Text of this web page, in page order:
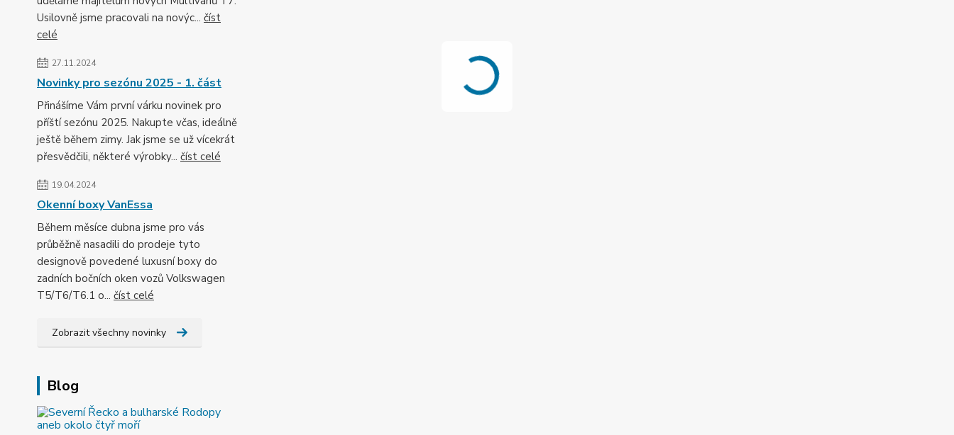
Usilovně jsme pracovali na novýc... číst
celé
27.11.2024
Novinky pro sezónu 2025 - 1. část
Přinášíme Vám první várku novinek pro
příští sezónu 2025. Nakupte včas, ideálně
ještě během zimy. Jak jsme se už vícekrát
přesvědčili, některé výrobky... číst celé
19.04.2024
Okenní boxy VanEssa
Během měsíce dubna jsme pro vás
průběžně nasadili do prodeje tyto
designově povedené luxusní boxy do
zadních bočních oken vozů Volkswagen
T5/T6/T6.1 o... číst celé
Zobrazit všechny novinky
Blog